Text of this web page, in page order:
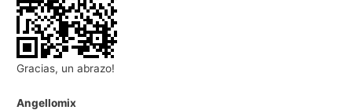
Gracias, un abrazo!
Angellomix